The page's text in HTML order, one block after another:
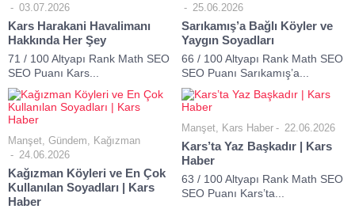
03.07.2026
Kars Harakani Havalimanı
Hakkında Her Şey
71 / 100 Altyapı Rank Math SEO
SEO Puanı Kars...
25.06.2026
Sarıkamış’a Bağlı Köyler ve
Yaygın Soyadları
66 / 100 Altyapı Rank Math SEO
SEO Puanı Sarıkamış’a...
Manşet, Gündem, Kağızman
24.06.2026
Kağızman Köyleri ve En Çok
Kullanılan Soyadları | Kars
Haber
Manşet, Kars Haber 22.06.2026
Kars’ta Yaz Başkadır | Kars
Haber
63 / 100 Altyapı Rank Math SEO
SEO Puanı Kars’ta...